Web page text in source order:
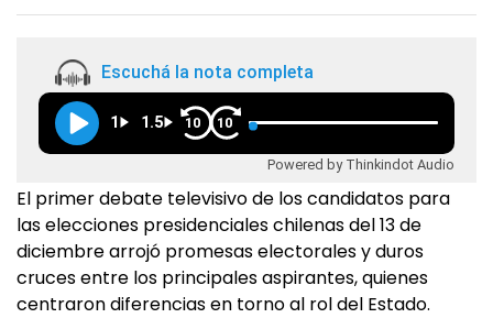
Escuchá la nota completa
1 1.5 10 10
Powered by Thinkindot Audio
El primer debate televisivo de los candidatos para
las elecciones presidenciales chilenas del 13 de
diciembre arrojó promesas electorales y duros
cruces entre los principales aspirantes, quienes
centraron diferencias en torno al rol del Estado.